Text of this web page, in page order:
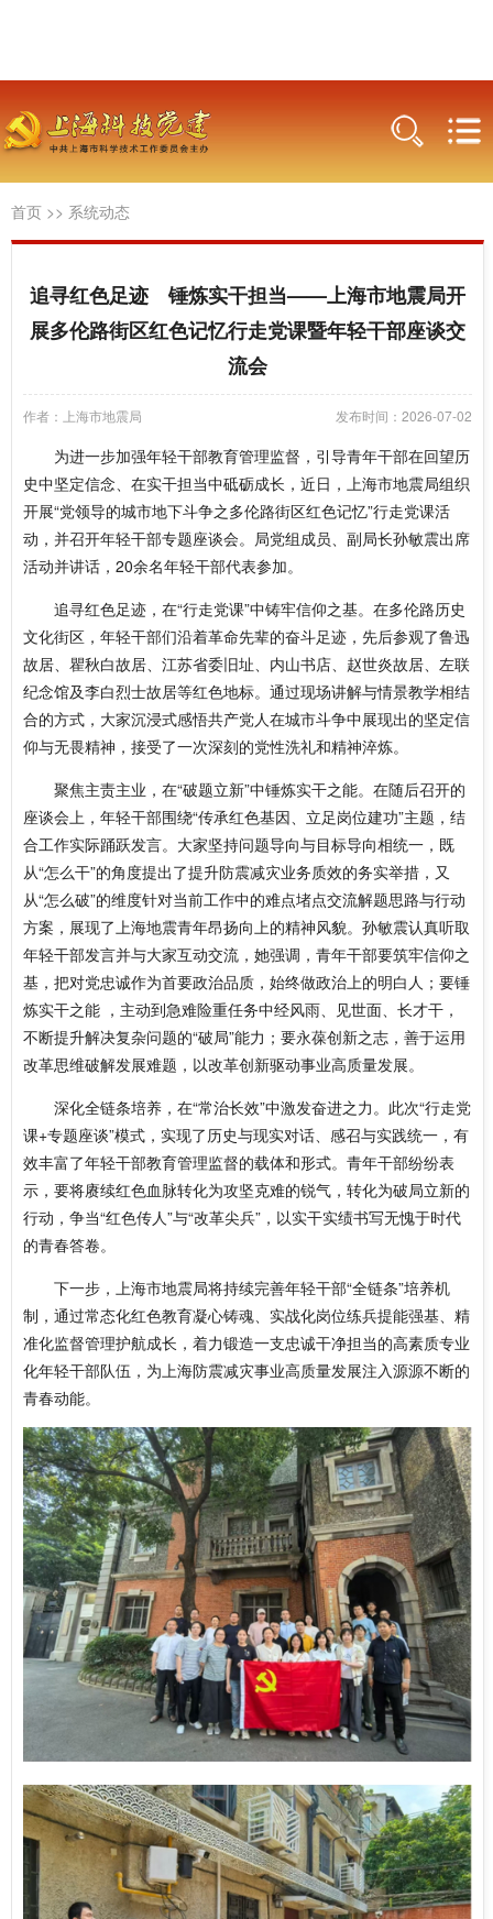
首页 >> 系统动态
追寻红色足迹 锤炼实干担当——上海市地震局开
展多伦路街区红色记忆行走党课暨年轻干部座谈交
流会
作者：上海市地震局 发布时间：2026-07-02
为进一步加强年轻干部教育管理监督，引导青年干部在回望历
史中坚定信念、在实干担当中砥砺成长，近日，上海市地震局组织
开展“党领导的城市地下斗争之多伦路街区红色记忆”行走党课活
动，并召开年轻干部专题座谈会。局党组成员、副局长孙敏震出席
活动并讲话，20余名年轻干部代表参加。
追寻红色足迹，在“行走党课”中铸牢信仰之基。在多伦路历史
文化街区，年轻干部们沿着革命先辈的奋斗足迹，先后参观了鲁迅
故居、瞿秋白故居、江苏省委旧址、内山书店、赵世炎故居、左联
纪念馆及李白烈士故居等红色地标。通过现场讲解与情景教学相结
合的方式，大家沉浸式感悟共产党人在城市斗争中展现出的坚定信
仰与无畏精神，接受了一次深刻的党性洗礼和精神淬炼。
聚焦主责主业，在“破题立新”中锤炼实干之能。在随后召开的
座谈会上，年轻干部围绕“传承红色基因、立足岗位建功”主题，结
合工作实际踊跃发言。大家坚持问题导向与目标导向相统一，既
从“怎么干”的角度提出了提升防震减灾业务质效的务实举措，又
从“怎么破”的维度针对当前工作中的难点堵点交流解题思路与行动
方案，展现了上海地震青年昂扬向上的精神风貌。孙敏震认真听取
年轻干部发言并与大家互动交流，她强调，青年干部要筑牢信仰之
基，把对党忠诚作为首要政治品质，始终做政治上的明白人；要锤
炼实干之能 ，主动到急难险重任务中经风雨、见世面、长才干，
不断提升解决复杂问题的“破局”能力；要永葆创新之志，善于运用
改革思维破解发展难题，以改革创新驱动事业高质量发展。
深化全链条培养，在“常治长效”中激发奋进之力。此次“行走党
课+专题座谈”模式，实现了历史与现实对话、感召与实践统一，有
效丰富了年轻干部教育管理监督的载体和形式。青年干部纷纷表
示，要将赓续红色血脉转化为攻坚克难的锐气，转化为破局立新的
行动，争当“红色传人”与“改革尖兵”，以实干实绩书写无愧于时代
的青春答卷。
下一步，上海市地震局将持续完善年轻干部“全链条”培养机
制，通过常态化红色教育凝心铸魂、实战化岗位练兵提能强基、精
准化监督管理护航成长，着力锻造一支忠诚干净担当的高素质专业
化年轻干部队伍，为上海防震减灾事业高质量发展注入源源不断的
青春动能。